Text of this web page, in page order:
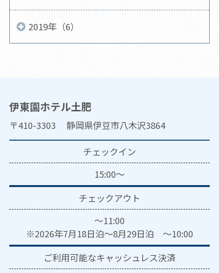
2019年（6）
伊東園ホテル土肥
〒410-3303 静岡県伊豆市八木沢3864
チェックイン
15:00～
チェックアウト
～11:00
※2026年7月18日泊～8月29日泊 ～10:00
ご利用可能なキャッシュレス決済